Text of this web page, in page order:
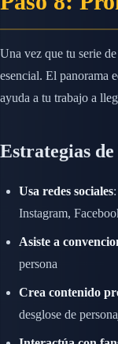
Una vez que tu serie
esencial. El panorama
ayuda a tu trabajo a
Estrategias
Usa redes sociales
Instagram,
Asiste a
persona
Crea contenido
desglose de